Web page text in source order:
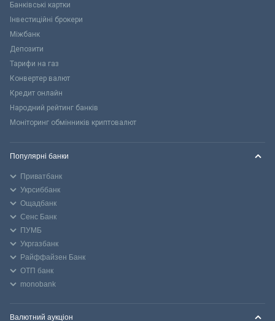
Банківські картки
Інвестиційні брокери
Міжбанк
Депозити
Тарифи на газ
Конвертер валют
Кредит онлайн
Народний рейтинг банків
Моніторинг обмінників криптовалют
Популярні банки
Приватбанк
Укрсиббанк
Ощадбанк
Сенс Банк
ПУМБ
Укргазбанк
Райффайзен Банк
ОТП банк
monobank
Валютний аукціон